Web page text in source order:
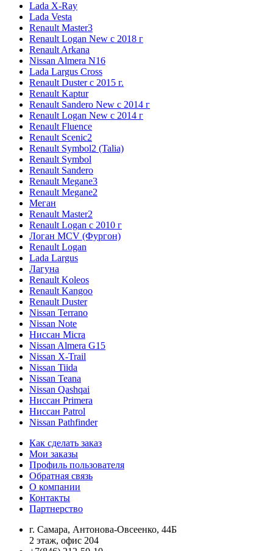
Lada X-Ray
Lada Vesta
Renault Master3
Renault Logan New с 2018 г
Renault Arkana
Nissan Almera N16
Lada Largus Cross
Renault Duster с 2015 г.
Renault Kaptur
Renault Sandero New с 2014 г
Renault Logan New с 2014 г
Renault Fluence
Renault Scenic2
Renault Symbol2 (Talia)
Renault Symbol
Renault Sandero
Renault Megane3
Renault Megane2
Меган
Renault Master2
Renault Logan c 2010 г
Логан МСV (Фургон)
Renault Logan
Lada Largus
Лагуна
Renault Koleos
Renault Kangoo
Renault Duster
Nissan Terrano
Nissan Note
Ниссан Micra
Nissan Almera G15
Nissan X-Trail
Nissan Tiida
Nissan Teana
Nissan Qashqai
Ниссан Primera
Ниссан Patrol
Nissan Pathfinder
Как сделать заказ
Мои заказы
Профиль пользователя
Обратная связь
О компании
Контакты
Партнерство
г. Самара, Антонова-Овсеенко, 44Б
2 этаж, офис 204